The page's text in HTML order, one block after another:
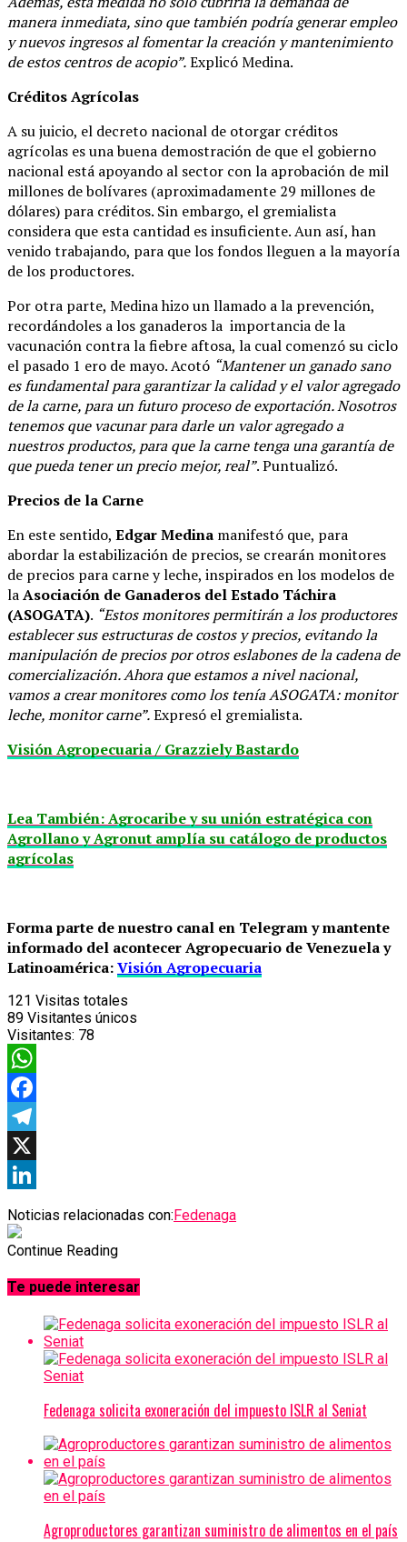
manera inmediata, sino que también podría generar empleo
y nuevos ingresos al fomentar la creación y mantenimiento
de estos centros de acopio”.Explicó Medina.
Créditos Agrícolas
A su juicio, el decreto nacional de otorgar créditos
agrícolas es una buena demostración de que el gobierno
nacional está apoyando al sector con la aprobación de mil
millones de bolívares (aproximadamente 29 millones de
dólares) para créditos. Sin embargo, el gremialista
considera que esta cantidad es insuficiente. Aun así, han
venido trabajando, para que los fondos lleguen a la mayoría
de los productores.
Por otra parte, Medina hizo un llamado a la prevención,
recordándoles a los ganaderos la importancia de la
vacunación contra la fiebre aftosa, la cual comenzó su ciclo
el pasado 1 ero de mayo. Acotó “Mantener un ganado sano
es fundamental para garantizar la calidad y el valor agregado
de la carne, para un futuro proceso de exportación. Nosotros
tenemos que vacunar para darle un valor agregado a
nuestros productos, para que la carne tenga una garantía de
que pueda tener un precio mejor, real”. Puntualizó.
Precios de la Carne
En este sentido, Edgar Medina manifestó que, para
abordar la estabilización de precios, se crearán monitores
de precios para carne y leche, inspirados en los modelos de
laAsociación de Ganaderos del Estado Táchira
(ASOGATA). “Estos monitores permitirán a los productores
establecer sus estructuras de costos y precios, evitando la
manipulación de precios por otros eslabones de la cadena de
comercialización. Ahora que estamos a nivel nacional,
vamos a crear monitores como los tenía ASOGATA: monitor
leche, monitor carne”.Expresó el gremialista.
Visión Agropecuaria / Grazziely Bastardo
Lea También: Agrocaribe y su unión estratégica con
Agrollano y Agronut amplía su catálogo de productos
agrícolas
Forma parte de nuestro canal en Telegram y mantente
informado del acontecer Agropecuario de Venezuela y
Latinoamérica:Visión Agropecuaria
121 Visitas totales
89 Visitantes únicos
Visitantes: 78
WhatsApp
Facebook
Telegram
X
Noticias relacionadas con:Fedenaga
Continue Reading
Te puede interesar
Fedenaga solicita exoneración del impuesto ISLR al Seniat
Agroproductores garantizan suministro de alimentos en el país